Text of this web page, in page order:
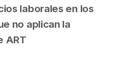
laborales en los
no aplican la
ART